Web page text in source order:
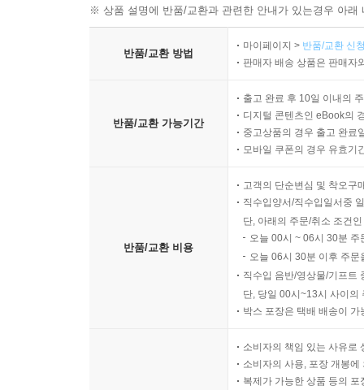
※ 상품 설명에 반품/교환과 관련한 안내가 있는경우 아
반품/교환 방법
마이페이지 > 반품/교환 신
판매자 배송 상품은 판매자
반품/교환 가능기간
출고 완료 후 10일 이내의
디지털 콘텐츠인 eBook의
중고상품의 경우 출고 완료
모바일 쿠폰의 경우 유효기
반품/교환 비용
고객의 단순변심 및 착오구
직수입양서/직수입일서중
단, 아래의 주문/취소 조건
오늘 00시 ~ 06시 30분
오늘 06시 30분 이후 주
직수입 음반/영상물/기프트
단, 당일 00시~13시 사이의
박스 포장은 택배 배송이
소비자의 책임 있는 사유로
소비자의 사용, 포장 개봉
복제가 가능한 상품 등의